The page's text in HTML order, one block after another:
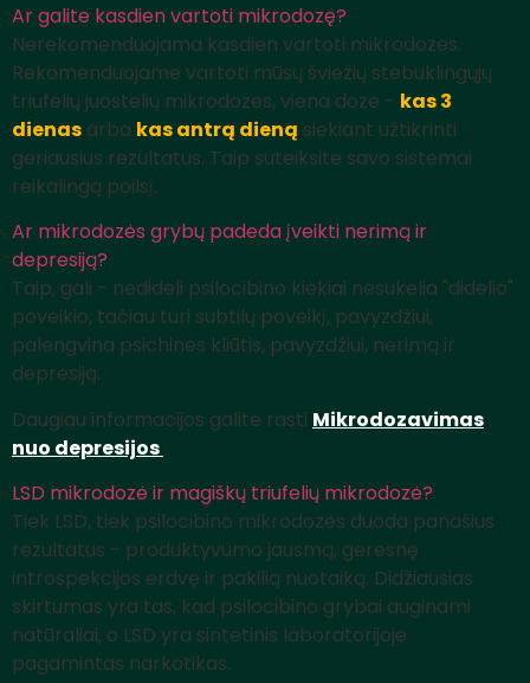
Ar galite kasdien vartoti mikrodozę?
Nerekomenduojama kasdien vartoti mikrodozes.
Rekomenduojame vartoti mūsų šviežių stebuklingųjų
triufelių juostelių mikrodozes, viena dozė - kas 3
dienas arba kas antrą dieną siekiant užtikrinti
geriausius rezultatus. Taip suteiksite savo sistemai
reikalingą poilsį.
Ar mikrodozės grybų padeda įveikti nerimą ir
depresiją?
Taip, gali - nedideli psilocibino kiekiai nesukelia "didelio"
poveikio, tačiau turi subtilų poveikį, pavyzdžiui,
palengvina psichines kliūtis, pavyzdžiui, nerimą ir
depresiją.
Daugiau informacijos galite rasti Mikrodozavimas
nuo depresijos
LSD mikrodozė ir magiškų triufelių mikrodozė?
Tiek LSD, tiek psilocibino mikrodozės duoda panašius
rezultatus - produktyvumo jausmą, geresnę
introspekcijos erdvę ir pakilią nuotaiką. Didžiausias
skirtumas yra tas, kad psilocibino grybai auginami
natūraliai, o LSD yra sintetinis laboratorijoje
pagamintas narkotikas.